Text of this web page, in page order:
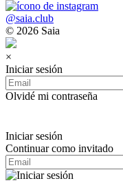
@saia.club
© 2026 Saia
×
Iniciar sesión
Olvidé mi contraseña
Iniciar sesión
Continuar como invitado